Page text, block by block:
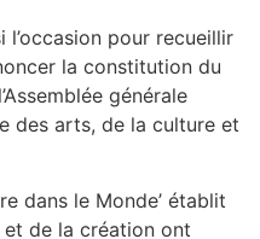
l’occasion pour recueillir
la constitution du
générale
des arts, de la culture et
dans le Monde’ établit
de la création ont